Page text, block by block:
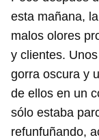
esta mañana,
malos olores
y clientes.
gorra oscura y
de ellos en un
sólo estaba
refunfuñando,